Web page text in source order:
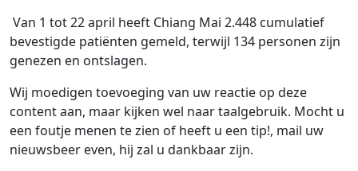
Van 1 tot 22 april heeft Chiang Mai 2.448 cumulatief
bevestigde patiënten gemeld, terwijl 134 personen zijn
genezen en ontslagen.
Wij moedigen toevoeging van uw reactie op deze
content aan, maar kijken wel naar taalgebruik. Mocht u
een foutje menen te zien of heeft u een tip!, mail uw
nieuwsbeer even, hij zal u dankbaar zijn.